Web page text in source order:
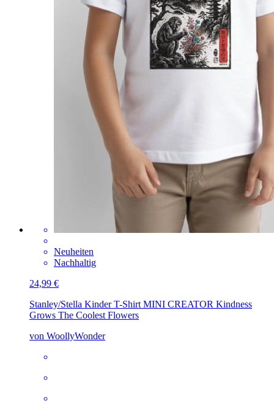
Neuheiten
Nachhaltig
24,99 €
Stanley/Stella Kinder T-Shirt MINI CREATOR Kindness
Grows The Coolest Flowers
von WoollyWonder